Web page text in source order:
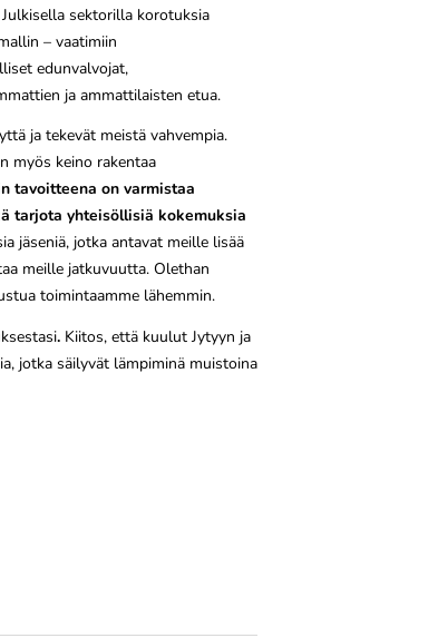
sektorilla korotuksia
– vaatimiin
edunvalvojat,
ja ammattilaisten etua.
ja tekevät meistä vahvempia.
myös keino rakentaa
tavoitteena on varmistaa
tarjota yhteisöllisiä kokemuksia
jäseniä, jotka antavat meille lisää
meille jatkuvuutta. Olethan
toimintaamme lähemmin.
. Kiitos, että kuulut Jytyyn ja
jotka säilyvät lämpiminä muistoina